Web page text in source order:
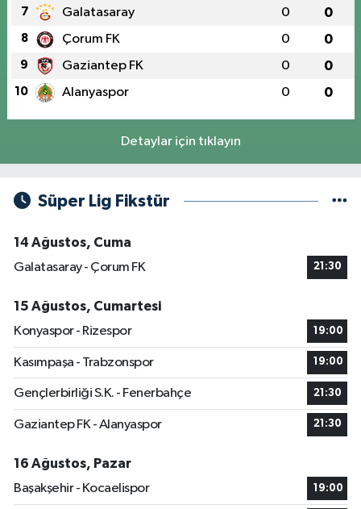
7 Galatasaray 0 0
8 Çorum FK 0 0
9 Gaziantep FK 0 0
10 Alanyaspor 0 0
Detaylar için tıklayın
Süper Lig Fikstür
14 Ağustos, Cuma
Galatasaray - Çorum FK
21:30
15 Ağustos, Cumartesi
Konyaspor - Rizespor
19:00
Kasımpaşa - Trabzonspor 19:00
Gençlerbirliği S.K. - Fenerbahçe 21:30
Gaziantep FK - Alanyaspor 21:30
16 Ağustos, Pazar
Başakşehir - Kocaelispor
19:00